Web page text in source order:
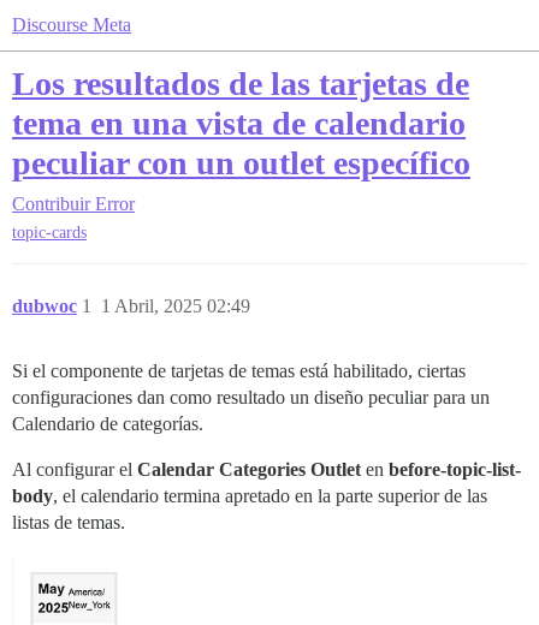
Discourse Meta
Los resultados de las tarjetas de
tema en una vista de calendario
peculiar con un outlet específico
Contribuir Error
topic-cards
dubwoc 1 Abril, 2025 02:49
1
Si el componente de tarjetas de temas está habilitado, ciertas
configuraciones dan como resultado un diseño peculiar para un
Calendario de categorías.
Al configurar el Calendar Categories Outlet en before-topic-list-
body, el calendario termina apretado en la parte superior de las
listas de temas.